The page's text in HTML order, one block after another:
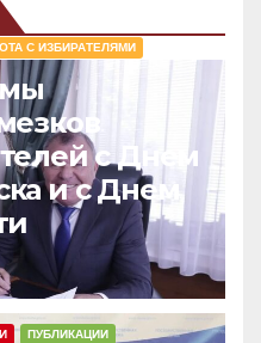
С ИЗБИРАТЕЛЯМИ
с Днем
и с Днем
ПУБЛИКАЦИИ